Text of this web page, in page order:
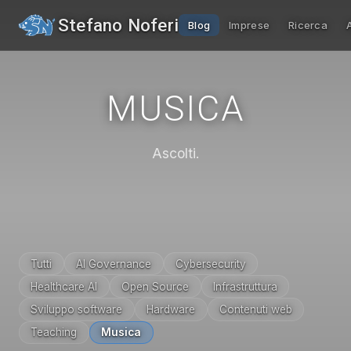
Stefano Noferi Blog Imprese Ricerca
MUSICA
Ascolti.
Tutti AI Governance
Cybersecurity
Healthcare AI
Open Source
Infrastruttura
Sviluppo software
Hardware
Contenuti web
Teaching
Musica